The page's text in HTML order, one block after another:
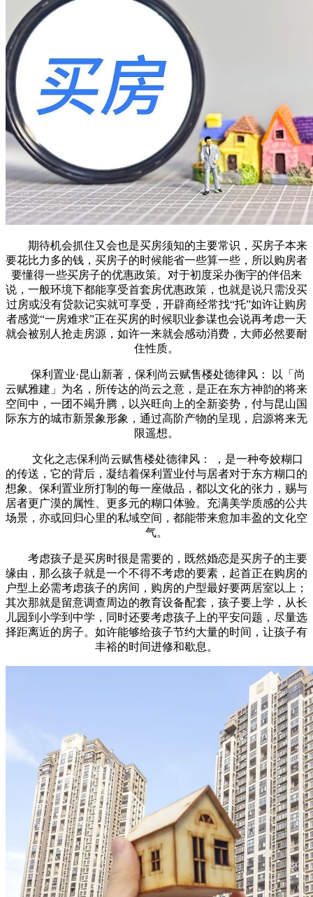
期待机会抓住又会也是买房须知的主要常识，买房子本来
要花比力多的钱，买房子的时候能省一些算一些，所以购房者
要懂得一些买房子的优惠政策。对于初度采办衡宇的伴侣来
说，一般环境下都能享受首套房优惠政策，也就是说只需没买
过房或没有贷款记实就可享受，开辟商经常找“托”如许让购房
者感觉“一房难求”正在买房的时候职业参谋也会说再考虑一天
就会被别人抢走房源，如许一来就会感动消费，大师必然要耐
住性质。
保利置业·昆山新著，保利尚云赋售楼处德律风： 以「尚
云赋雅建」为名，所传达的尚云之意，是正在东方神韵的将来
空间中，一团不竭升腾，以兴旺向上的全新姿势，付与昆山国
际东方的城市新景象形象，通过高阶产物的呈现，启源将来无
限遥想。
文化之志保利尚云赋售楼处德律风： ，是一种夸姣糊口
的传送，它的背后，凝结着保利置业付与居者对于东方糊口的
想象。保利置业所打制的每一座做品，都以文化的张力，赐与
居者更广漠的属性、更多元的糊口体验。充满美学质感的公共
场景，亦或回归心里的私域空间，都能带来愈加丰盈的文化空
气。
考虑孩子是买房时很是需要的，既然婚恋是买房子的主要
缘由，那么孩子就是一个不得不考虑的要素，起首正在购房的
户型上必需考虑孩子的房间，购房的户型最好要两居室以上；
其次那就是留意调查周边的教育设备配套，孩子要上学，从长
儿园到小学到中学，同时还要考虑孩子上的平安问题，尽量选
择距离近的房子。如许能够给孩子节约大量的时间，让孩子有
丰裕的时间进修和歇息。